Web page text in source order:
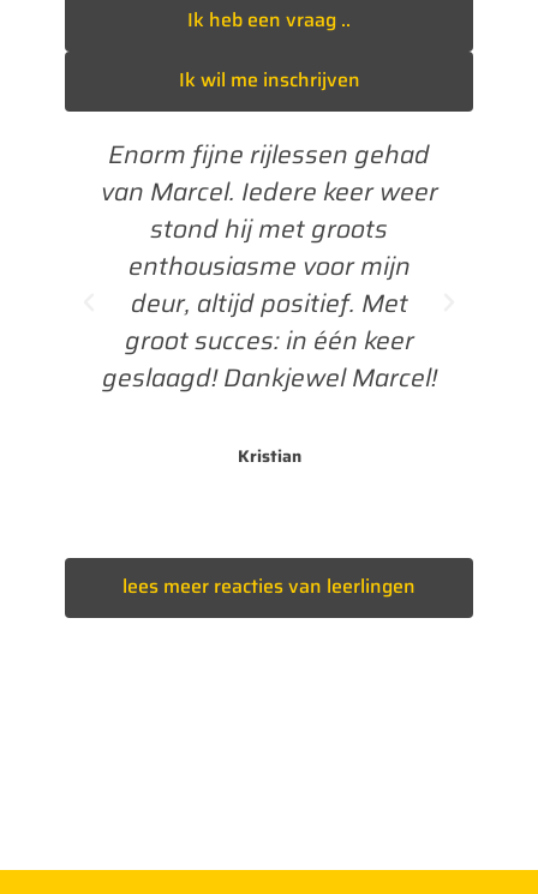
Ik heb een vraag ..
Ik wil me inschrijven
fijne rijlessen gehad
Iedere keer weer
stond hij met groots
voor mijn
altijd positief. Met
succes: in één keer
Dankjewel Marcel!
Vandaag in
Bedankt voor
leerzame
lees meer reacties van leerlingen